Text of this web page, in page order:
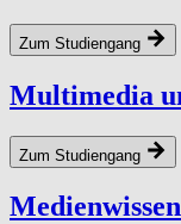
Zum Studiengang
Multimedia
Zum Studiengang